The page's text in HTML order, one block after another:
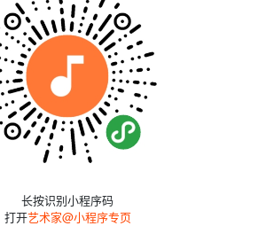
长按识别小程序码
打开艺术家@小程序专页